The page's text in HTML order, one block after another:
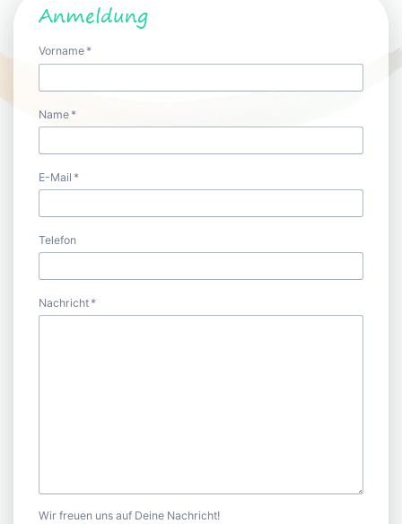
Anmeldung
Pflichtfeld
Vorname *
Pflichtfeld
Name *
Pflichtfeld
E-Mail *
Telefon
Pflichtfeld
Nachricht *
Wir freuen uns auf Deine Nachricht!